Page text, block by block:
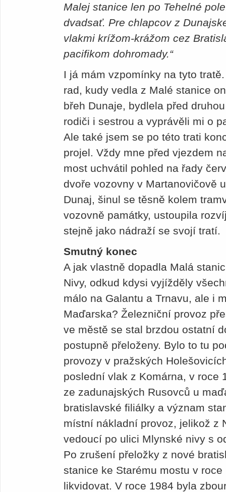
Malej stanice len po Tehelné
dvadsať. Pre chlapcov z
vlakmi krížom-krážom cez
pacifikom dohromady.“
I já mám vzpomínky na tyto
rad, kudy vedla z Malé stanice
břeh Dunaje, bydlela před
rodiči i sestrou a vyprávěli mi o
Ale také jsem se po této trati
projel. Vždy mne před vjezdem
most uchvátil pohled na řady
dvoře vozovny v Martanovičově
Dunaj, šinul se těsně kolem
vozovně památky, ustoupila
stejně jako nádraží se svojí tratí.
Smutný konec
A jak vlastně dopadla Malá
Nivy, odkud kdysi vyjížděly
málo na Galantu a Trnavu, ale i
Maďarska? Železniční provoz
ve městě se stal brzdou ostatní
postupně přeloženy. Bylo to tu
provozy v pražských
poslední vlak z Komárna, v roce
ze zadunajských Rusovců u
bratislavské filiálky a význam
místní nákladní provoz, jelikož z
vedoucí po ulici Mlynské nivy s
Po zrušení přeložky z nové
stanice ke Starému mostu v
likvidovat. V roce 1984 byla